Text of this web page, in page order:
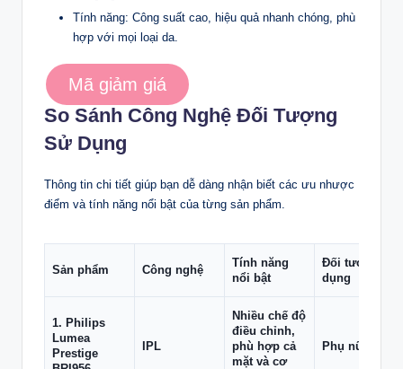
Tính năng: Công suất cao, hiệu quả nhanh chóng, phù
hợp với mọi loại da.
Mã giảm giá
So Sánh Công Nghệ Đối Tượng
Sử Dụng
Thông tin chi tiết giúp bạn dễ dàng nhận biết các ưu nhược
điểm và tính năng nổi bật của từng sản phẩm.
Sản phẩm Công nghệ
Tính năng
nổi bật
Đối tượng sử
dụng
1. Philips
Lumea
Prestige
IPL
Nhiều chế độ
điều chỉnh,
phù hợp cả
mặt và cơ
Phụ nữ